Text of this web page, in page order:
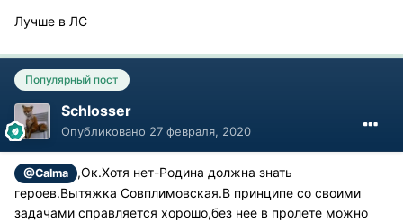
Лучше в ЛС
Популярный пост
Schlosser
Опубликовано 27 февраля, 2020
@Calma
,Ок.Хотя нет-Родина должна знать
героев.Вытяжка Совплимовская.В принципе со своими
задачами справляется хорошо,без нее в пролете можно